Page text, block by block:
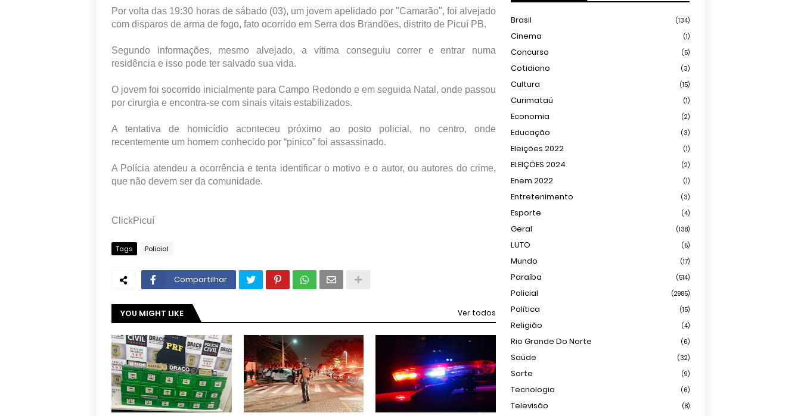
Por volta das 19:30 horas de sábado (03), um jovem apelidado por "Camarão", foi alvejado
com disparos de arma de fogo, fato ocorrido em Serra dos Brandões, distrito de Picuí PB.
Segundo informações, mesmo alvejado, a vítima conseguiu correr e entrar numa
residência e isso pode ter salvado sua vida.
O jovem foi socorrido inicialmente para Campo Redondo e em seguida Natal, onde passou
por cirurgia e encontra-se com sinais vitais estabilizados.
A tentativa de homicídio aconteceu próximo ao posto policial, no centro, onde
recentemente um homem conhecido por “pinico” foi assassinado.
A Polícia atendeu a ocorrência e tenta identificar o motivo e o autor, ou autores do crime,
que não devem ser da comunidade.
ClickPicuí
Tags Policial
Compartilhar
YOU MIGHT LIKE Ver todos
Brasil (134)
Cinema (1)
Concurso (5)
Cotidiano (3)
Cultura (15)
Curimataú (1)
Economia (2)
Educação (3)
Eleições 2022 (1)
ELEIÇÕES 2024 (2)
Enem 2022 (1)
Entretenimento (3)
Esporte (4)
Geral (138)
LUTO (5)
Mundo (17)
Paraíba (514)
Policial (2985)
Política (15)
Religião (4)
Rio Grande Do Norte (6)
Saúde (32)
Sorte (9)
Tecnologia (6)
Televisão (8)